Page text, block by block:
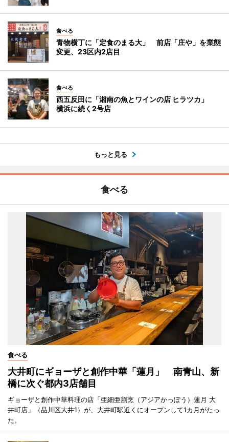
食べる
青物横丁に「定食のまる大」 前店「庄や」を業態
変更、23区内2店目
食べる
西五反田に「湘南の魚とワインの店 ヒラツカ」
横浜に続く2号店
もっと見る
食べる
食べる
大井町にギョーザと創作中華「蓮月」 南青山、新
橋に次ぐ都内3店舗目
ギョーザと創作中華料理の店「亜細亜割烹（アジアかっぽう）蓮月 大
井町店」（品川区大井1）が、大井町駅近くにオープンして1カ月がたっ
た。